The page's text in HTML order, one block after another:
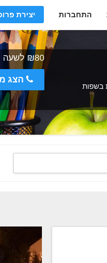
התחברות יצירת
בשפות
₪80 לשעה
הצג